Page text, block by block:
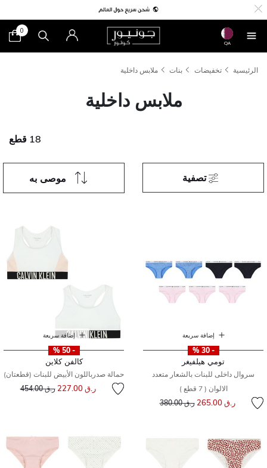
QA
0
الرئيسية تخفيضات بنات ملابس داخلية
ملابس داخلية
18 قطع
موصى به تصفية
إضافة سريعة
- 30 %
تومي هيلفيغر
سروال داخلى للبنات بالشعار متعدد
الالوان ( 7 قطع )
ر.ق 265.00 سعر مخفض منر.ق 380.00
إضافة سريعة
- 50 %
كالفن كلاين
حمالة صدرباللون الأبيض للبنات (قطعتان)
ر.ق 227.00 سعر مخفض من
ر.ق 454.00 إلى